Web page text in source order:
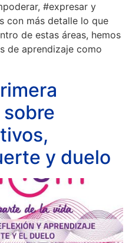
#expresar y
con más detalle lo que
de estas áreas, hemos
de aprendizaje como
y duelo